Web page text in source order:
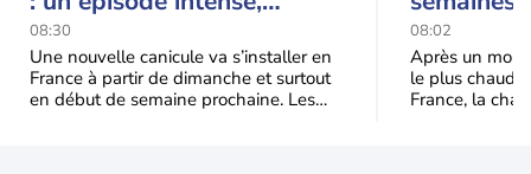
durable et étendu la
semaine prochaine
08:30
Une nouvelle canicule va s’installer en
France à partir de dimanche et surtout
en début de semaine prochaine. Les
septembre
08:02
Après un
le plus chaud
France, la